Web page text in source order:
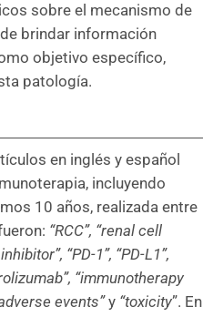
sobre el mecanismo de
brindar información
objetivo específico,
patología.
en inglés y español
incluyendo
10 años, realizada entre
“RCC”, “renal cell
“PD-1”, “PD-L1”,
“immunotherapy
events”y“toxicity”. En